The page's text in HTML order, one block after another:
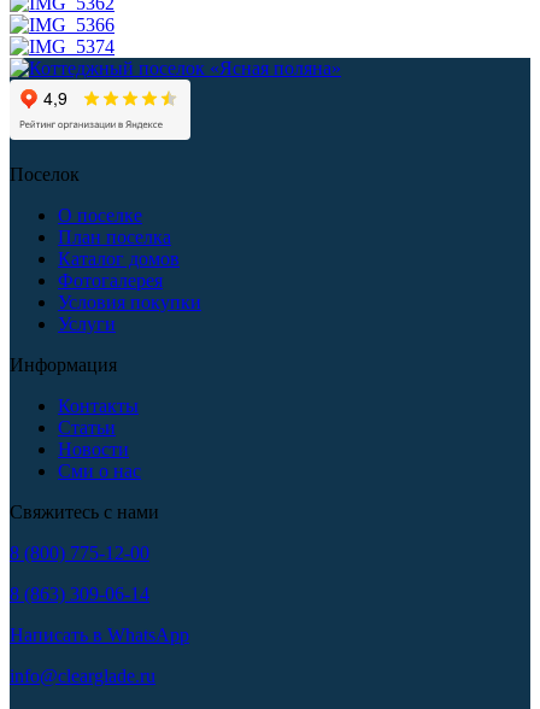
Поселок
О поселке
План поселка
Каталог домов
Фотогалерея
Условия покупки
Услуги
Информация
Контакты
Статьи
Новости
Сми о нас
Свяжитесь с нами
8 (800) 775-12-00
8 (863) 309-06-14
Написать в WhatsApp
info@clearglade.ru